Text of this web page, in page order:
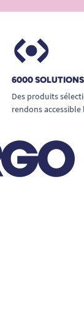
6000
Des produits
rendons